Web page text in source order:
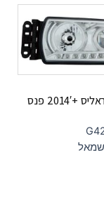
איווקו סטראליס +2014′ פנס